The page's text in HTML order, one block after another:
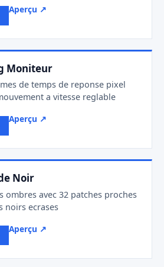
Aperçu ↗
Moniteur
de temps de reponse pixel
a vitesse reglable
Aperçu ↗
Noir
ombres avec 32 patches proches
noirs ecrases
Aperçu ↗